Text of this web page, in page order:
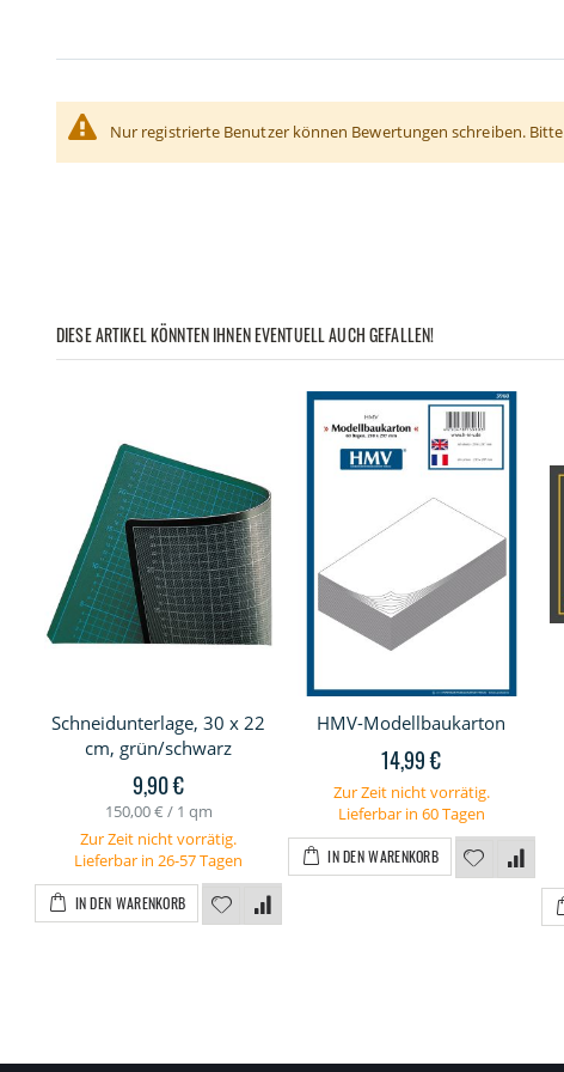
Nur registrierte Benutzer können Bewertungen schreiben. Bitte
DIESE ARTIKEL KÖNNTEN IHNEN EVENTUELL AUCH GEFALLEN!
Schneidunterlage, 30 x 22
cm, grün/schwarz
9,90 €
150,00 € / 1 qm
Zur Zeit nicht vorrätig.
Lieferbar in 26-57 Tagen
IN DEN WARENKORB
HMV-Modellbaukarton
14,99 €
Zur Zeit nicht vorrätig.
Lieferbar in 60 Tagen
IN DEN WARENKORB